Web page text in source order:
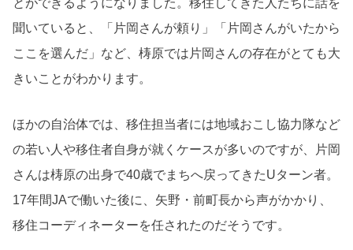
とができるようになりました。移住してきた人たちに話を
聞いていると、「片岡さんが頼り」「片岡さんがいたから
ここを選んだ」など、梼原では片岡さんの存在がとても大
きいことがわかります。
ほかの自治体では、移住担当者には地域おこし協力隊など
の若い人や移住者自身が就くケースが多いのですが、片岡
さんは梼原の出身で40歳でまちへ戻ってきたUターン者。
17年間JAで働いた後に、矢野・前町長から声がかかり、
移住コーディネーターを任されたのだそうです。